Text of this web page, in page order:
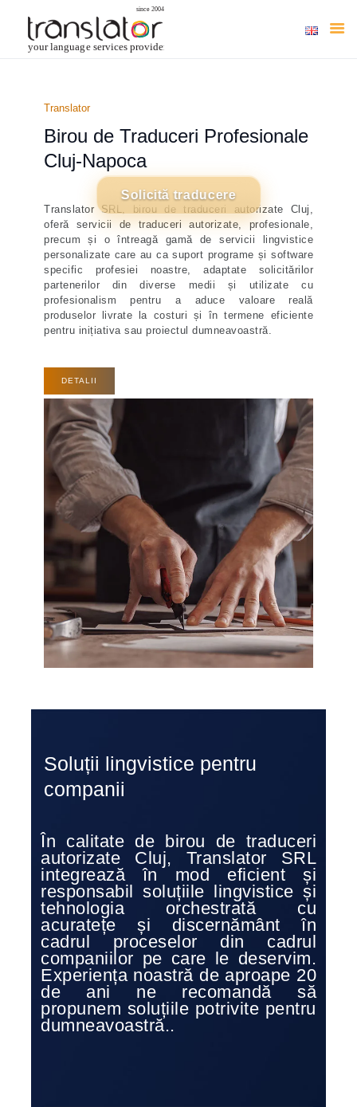
TRADUCERI AUTORIZATE
ONLINE
SERVICII
INDUSTRII
LIMBI
BLOG
CONTACT
COMANDĂ TRADUCERI
Translator
Birou de Traduceri Profesionale
Cluj-Napoca
Translator SRL, birou de traduceri autorizate Cluj,
oferă servicii de traduceri autorizate, profesionale,
precum și o întreagă gamă de servicii lingvistice
personalizate care au ca suport programe și software
specific profesiei noastre, adaptate solicitărilor
partenerilor din diverse medii și utilizate cu
profesionalism pentru a aduce valoare reală
produselor livrate la costuri și în termene eficiente
pentru inițiativa sau proiectul dumneavoastră.
DETALII
Soluții lingvistice pentru
companii
În calitate de birou de traduceri
autorizate Cluj, Translator SRL
integrează în mod eficient și
responsabil soluțiile lingvistice și
tehnologia orchestrată cu
acuratețe și discernământ în
cadrul proceselor din cadrul
companiilor pe care le deservim.
Experiența noastră de aproape 20
de ani ne recomandă să
propunem soluțiile potrivite pentru
dumneavoastră..
Solicită traducere